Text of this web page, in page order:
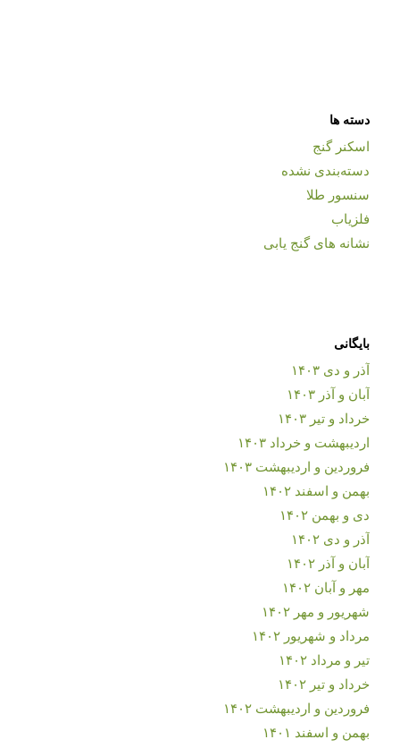
دسته ها
اسکنر گنج
دسته‌بندی نشده
سنسور طلا
فلزیاب
نشانه های گنج یابی
بایگانی
آذر و دی ۱۴۰۳
آبان و آذر ۱۴۰۳
خرداد و تیر ۱۴۰۳
اردیبهشت و خرداد ۱۴۰۳
فروردین و اردیبهشت ۱۴۰۳
بهمن و اسفند ۱۴۰۲
دی و بهمن ۱۴۰۲
آذر و دی ۱۴۰۲
آبان و آذر ۱۴۰۲
مهر و آبان ۱۴۰۲
شهریور و مهر ۱۴۰۲
مرداد و شهریور ۱۴۰۲
تیر و مرداد ۱۴۰۲
خرداد و تیر ۱۴۰۲
فروردین و اردیبهشت ۱۴۰۲
بهمن و اسفند ۱۴۰۱